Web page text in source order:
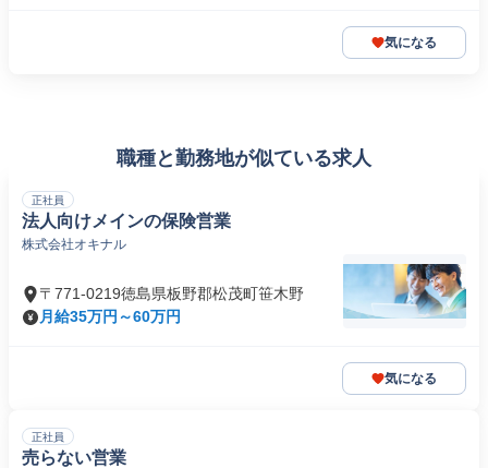
気になる
職種と勤務地が似ている求人
正社員
法人向けメインの保険営業
株式会社オキナル
〒771-0219徳島県板野郡松茂町笹木野
月給35万円～60万円
気になる
正社員
売らない営業